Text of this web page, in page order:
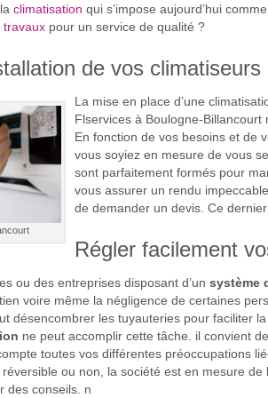
climatisation qui s’impose aujourd’hui
travaux pour un service de qualité ?
de vos
La mise en place d’une
Flservices à Boulogne-
En fonction de vos besoins et de
vous soyiez en mesure de vous
sont parfaitement formés pour
vous assurer un rendu
de demander un devis. Ce
Régler facilement
ou des entreprises disposant d’un système
voire même la négligence de certaines
désencombrer les tuyauteries pour faciliter
ne peut accomplir cette tâche. il convient
toutes vos différentes préoccupations
ou non, la société est en mesure
des conseils. n